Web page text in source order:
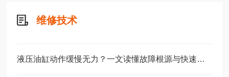
维修技术
液压油缸动作缓慢无力？一文读懂故障根源与快速解决方法